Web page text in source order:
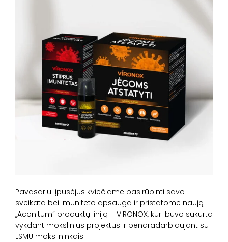
Pavasariui įpusėjus kviečiame pasirūpinti savo
sveikata bei imuniteto apsauga ir pristatome naują
„Aconitum“ produktų liniją – VIRONOX, kuri buvo sukurta
vykdant mokslinius projektus ir bendradarbiaujant su
LSMU mokslininkais.